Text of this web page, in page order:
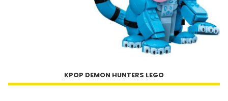
KPOP DEMON HUNTERS LEGO